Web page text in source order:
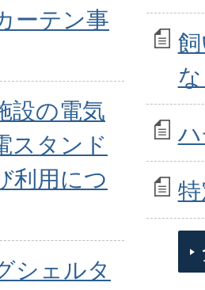
ーテン事
設の電気
スタンド
利用につ
シェルタ